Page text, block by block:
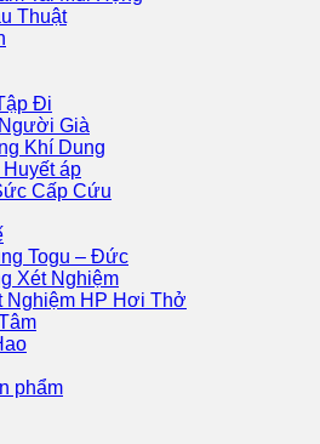
Thuật
Đi
Già
Khí Dung
áp
Cấp Cứu
Togu – Đức
Xét Nghiệm
Nghiệm HP Hơi Thở
phẩm